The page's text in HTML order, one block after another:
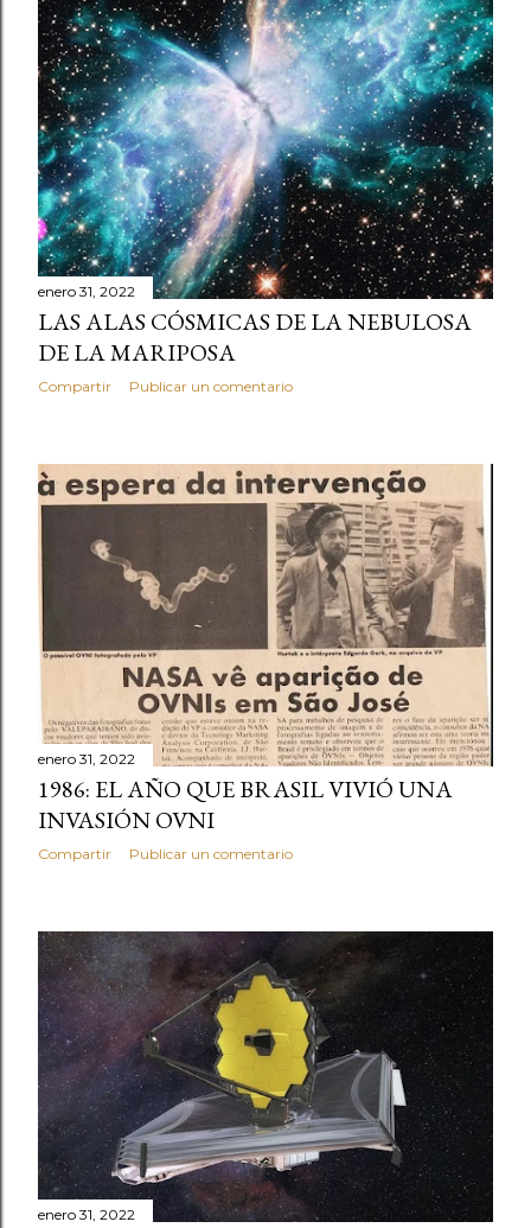
enero 31, 2022
LAS ALAS CÓSMICAS DE LA NEBULOSA
DE LA MARIPOSA
Compartir Publicar un comentario
enero 31, 2022
1986: EL AÑO QUE BRASIL VIVIÓ UNA
INVASIÓN OVNI
Compartir Publicar un comentario
enero 31, 2022